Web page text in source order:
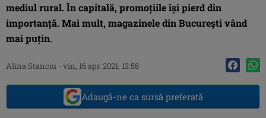
mediul rural. În capitală, promoțiile își pierd din
importanță. Mai mult, magazinele din București vând
mai puțin.
Alina Stanciu - vin, 16 apr. 2021, 13:58
Adaugă-ne ca sursă preferată